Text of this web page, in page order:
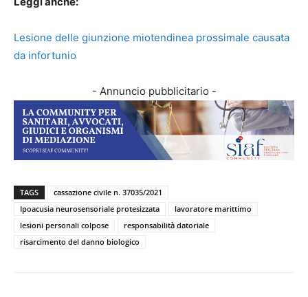
Lesione delle giunzione miotendinea prossimale causata
da infortunio
- Annuncio pubblicitario -
TAGS
cassazione civile n. 37035/2021
Ipoacusia neurosensoriale protesizzata
lavoratore marittimo
lesioni personali colpose
responsabilità datoriale
risarcimento del danno biologico